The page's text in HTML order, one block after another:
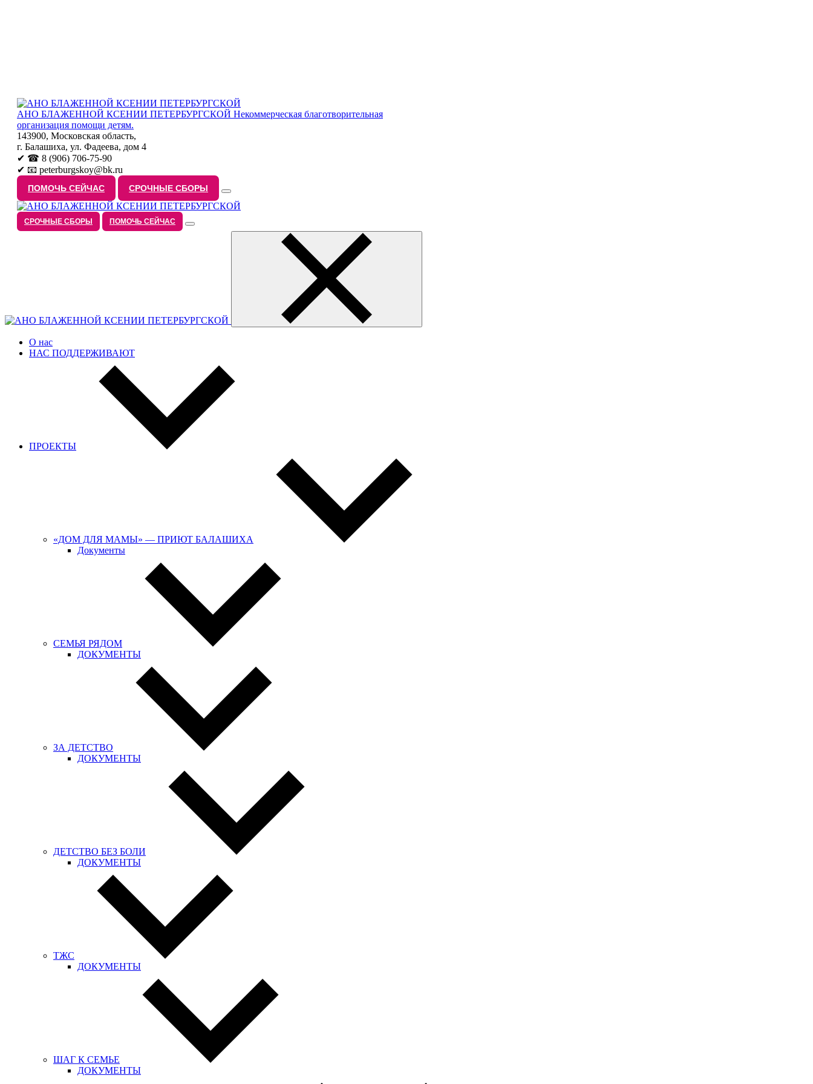
АНО БЛАЖЕННОЙ КСЕНИИ ПЕТЕРБУРГСКОЙ Некоммерческая благотворительная
организация помощи детям.
143900, Московская область,
г. Балашиха, ул. Фадеева, дом 4
✔ ☎ 8 (906) 706-75-90
✔ 📧 peterburgskoy@bk.ru
ПОМОЧЬ СЕЙЧАС СРОЧНЫЕ СБОРЫ
СРОЧНЫЕ СБОРЫ ПОМОЧЬ СЕЙЧАС
О нас
НАС ПОДДЕРЖИВАЮТ
ПРОЕКТЫ
«ДОМ ДЛЯ МАМЫ» — ПРИЮТ БАЛАШИХА
Документы
СЕМЬЯ РЯДОМ
ДОКУМЕНТЫ
ЗА ДЕТСТВО
ДОКУМЕНТЫ
ДЕТСТВО БЕЗ БОЛИ
ДОКУМЕНТЫ
ТЖС
ДОКУМЕНТЫ
ШАГ К СЕМЬЕ
ДОКУМЕНТЫ